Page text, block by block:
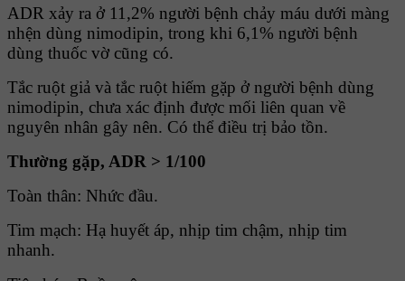
ADR xảy ra ở 11,2% người bệnh chảy máu dưới màng
nhện dùng nimodipin, trong khi 6,1% người bệnh
dùng thuốc vờ cũng có.
Tắc ruột giả và tắc ruột hiếm gặp ở người bệnh dùng
nimodipin, chưa xác định được mối liên quan về
nguyên nhân gây nên. Có thể điều trị bảo tồn.
Thường gặp, ADR > 1/100
Toàn thân: Nhức đầu.
Tim mạch: Hạ huyết áp, nhịp tim chậm, nhịp tim
nhanh.